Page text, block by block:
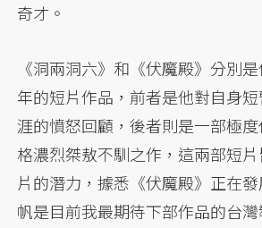
奇才。
《洞兩洞六》和《伏魔殿》分別
年的短片作品，前者是他對自身
涯的憤怒回顧，後者則是一部極
格濃烈桀敖不馴之作，這兩部短
片的潛力，據悉《伏魔殿》正在
帆是目前我最期待下部作品的台灣